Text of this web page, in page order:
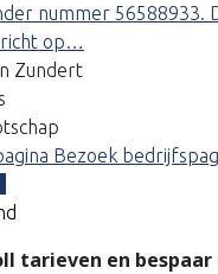
nummer 56588933.
op…
Zundert
Bezoek
tarieven en bespaar